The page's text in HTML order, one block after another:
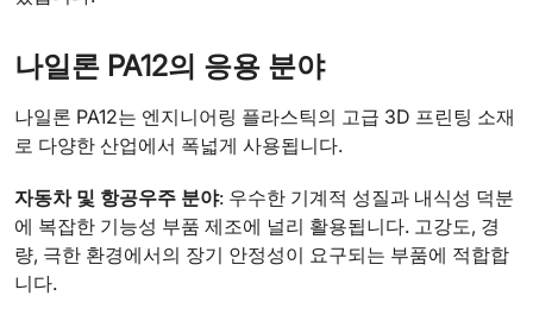
나일론 PA12의 응용 분야
나일론 PA12는 엔지니어링 플라스틱의 고급 3D 프린팅 소재
로 다양한 산업에서 폭넓게 사용됩니다.
자동차 및 항공우주 분야: 우수한 기계적 성질과 내식성 덕분
에 복잡한 기능성 부품 제조에 널리 활용됩니다. 고강도, 경
량, 극한 환경에서의 장기 안정성이 요구되는 부품에 적합합
니다.